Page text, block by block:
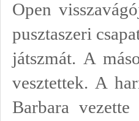
Open
pusztaszeri
játszmát. A
vesztettek. A
Barbara